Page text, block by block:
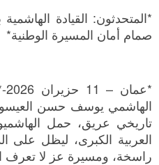
*المتحدثون: القيادة
صمام أمان المسيرة الوطنية*
الهاشمي يوسف حسن
تاريخي عريق، حمل
العربية الكبرى، ليظل على
راسخة، ومسيرة عز لا تعرف